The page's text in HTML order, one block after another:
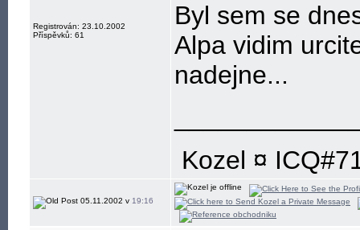
Registrován: 23.10.2002
Příspěvků: 61
Byl sem se
Alpa vidim
nadejne...
Kozel ¤
05.11.2002 v 19:16